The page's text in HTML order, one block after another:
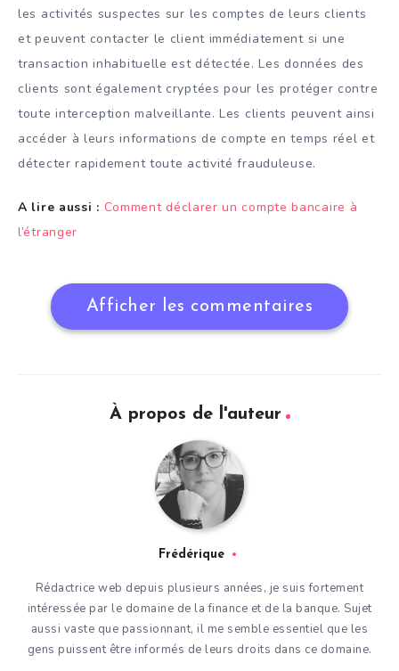
les activités suspectes sur les comptes de leurs clients
et peuvent contacter le client immédiatement si une
transaction inhabituelle est détectée. Les données des
clients sont également cryptées pour les protéger contre
toute interception malveillante. Les clients peuvent ainsi
accéder à leurs informations de compte en temps réel et
détecter rapidement toute activité frauduleuse.
A lire aussi : Comment déclarer un compte bancaire à
l’étranger
Afficher les commentaires
À propos de l'auteur
Frédérique
Rédactrice web depuis plusieurs années, je suis fortement
intéressée par le domaine de la finance et de la banque. Sujet
aussi vaste que passionnant, il me semble essentiel que les
gens puissent être informés de leurs droits dans ce domaine.